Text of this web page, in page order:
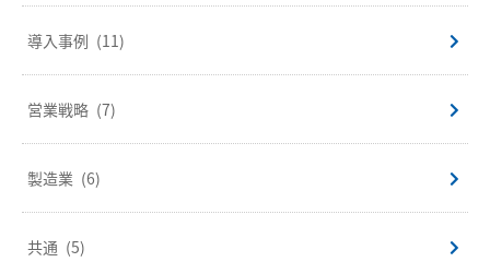
導入事例 (11)
営業戦略 (7)
製造業 (6)
共通 (5)